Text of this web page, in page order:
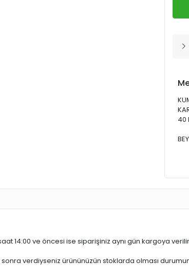
40
14:00 ve öncesi ise siparişiniz aynı gün kargoya
verdiyseniz ürününüzün stoklarda olması